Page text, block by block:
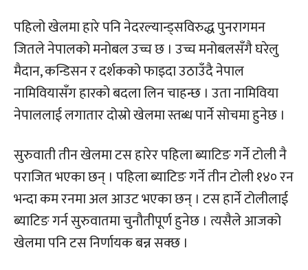
पहिलो खेलमा हारे पनि नेदरल्यान्ड्सविरुद्ध पुनरागमन
जितले नेपालको मनोबल उच्च छ । उच्च मनोबलसँगै घरेलु
मैदान, कन्डिसन र दर्शकको फाइदा उठाउँदै नेपाल
नामिवियासँग हारको बदला लिन चाहन्छ । उता नामिविया
नेपाललाई लगातार दोस्रो खेलमा स्तब्ध पार्ने सोचमा हुनेछ ।
सुरुवाती तीन खेलमा टस हारेर पहिला ब्याटिङ गर्ने टोली नै
पराजित भएका छन् । पहिला ब्याटिङ गर्ने तीन टोली १४० रन
भन्दा कम रनमा अल आउट भएका छन् । टस हार्ने टोलीलाई
ब्याटिङ गर्न सुरुवातमा चुनौतीपूर्ण हुनेछ । त्यसैले आजको
खेलमा पनि टस निर्णायक बन्न सक्छ ।